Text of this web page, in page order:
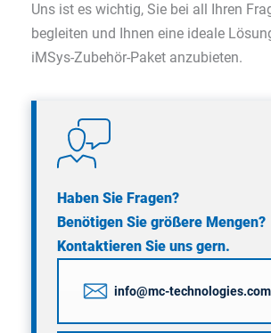
Uns ist es wichtig, Sie bei all Ihren
begleiten und Ihnen eine ideale
iMSys-Zubehör-Paket anzubieten.
Haben Sie Fragen?
Benötigen Sie größere Mengen?
Kontaktieren Sie uns gern.
info@mc-technologies.com